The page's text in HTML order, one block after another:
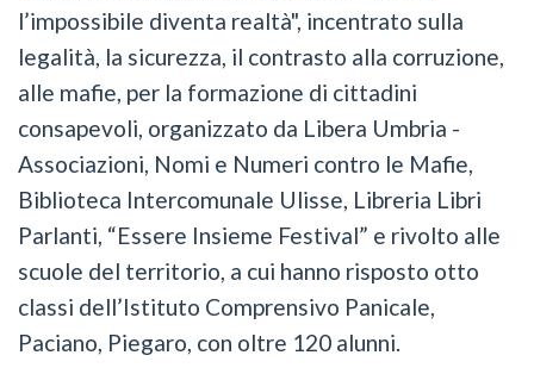
l’impossibile diventa realtà", incentrato sulla
legalità, la sicurezza, il contrasto alla corruzione,
alle mafie, per la formazione di cittadini
consapevoli, organizzato da Libera Umbria -
Associazioni, Nomi e Numeri contro le Mafie,
Biblioteca Intercomunale Ulisse, Libreria Libri
Parlanti, “Essere Insieme Festival” e rivolto alle
scuole del territorio, a cui hanno risposto otto
classi dell’Istituto Comprensivo Panicale,
Paciano, Piegaro, con oltre 120 alunni.